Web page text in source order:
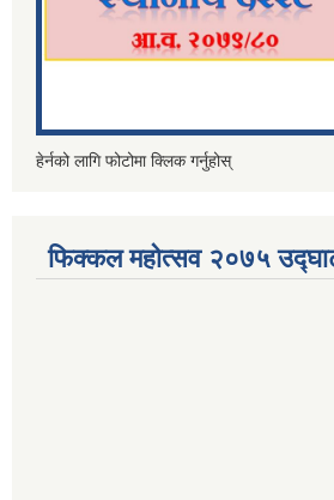
हेर्नको लागि फोटोमा क्लिक गर्नुहोस्
फिक्कल महोत्सव २०७५